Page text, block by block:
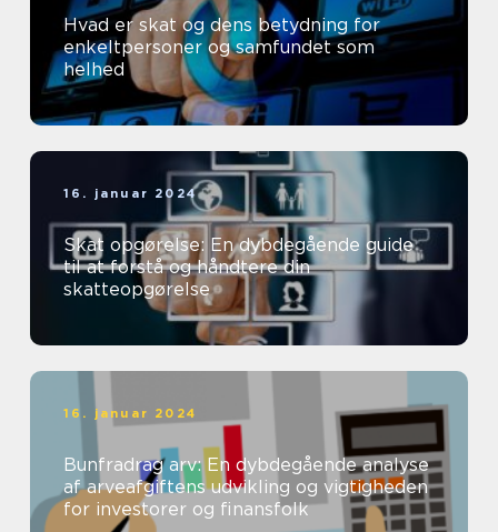
Hvad er skat og dens betydning for
enkeltpersoner og samfundet som
helhed
16. januar 2024
Skat opgørelse: En dybdegående guide
til at forstå og håndtere din
skatteopgørelse
16. januar 2024
Bunfradrag arv: En dybdegående analyse
af arveafgiftens udvikling og vigtigheden
for investorer og finansfolk